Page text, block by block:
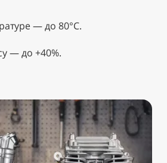
— до 80°C.
— до +40%.